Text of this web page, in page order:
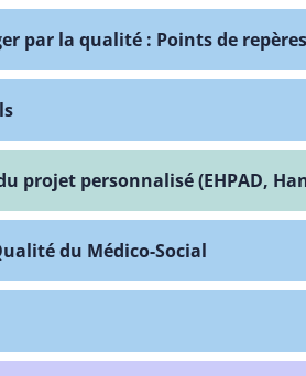
par la qualité : Points de repères
projet personnalisé (EHPAD,
du Médico-Social